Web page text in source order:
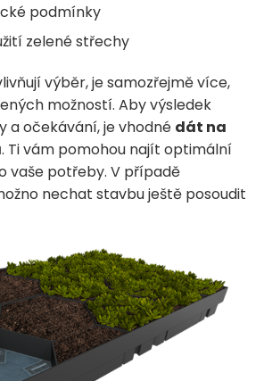
podmínky
zelené střechy
výběr, je samozřejmě více,
možností. Aby výsledek
a očekávání, je vhodné dát na
. Ti vám pomohou najít optimální
vaše potřeby. V případě
nechat stavbu ještě posoudit